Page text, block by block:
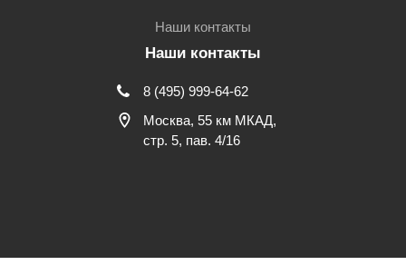
Наши контакты
Наши контакты
8 (495) 999-64-62
Москва, 55 км МКАД,
стр. 5, пав. 4/16